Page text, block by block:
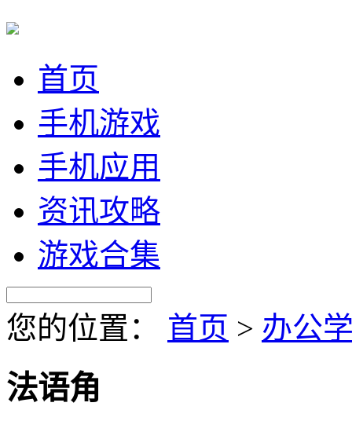
首页
手机游戏
手机应用
资讯攻略
游戏合集
您的位置： 首页 > 办公
法语角